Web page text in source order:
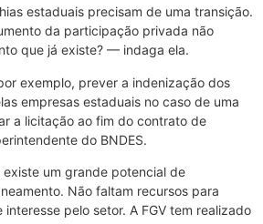
estaduais precisam de uma transição.
da participação privada não
que já existe? — indaga ela.
exemplo, prever a indenização dos
empresas estaduais no caso de uma
a licitação ao fim do contrato de
do BNDES.
existe um grande potencial de
Não faltam recursos para
pelo setor. A FGV tem realizado